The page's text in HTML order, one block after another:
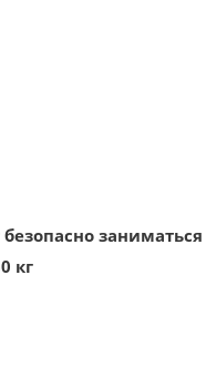
безопасно
кг